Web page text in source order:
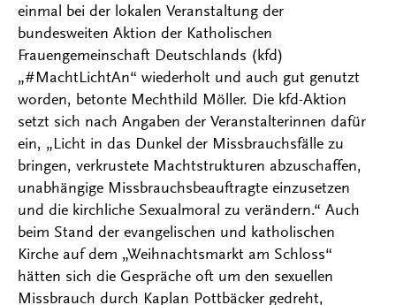
einmal bei der lokalen Veranstaltung der
bundesweiten Aktion der Katholischen
Frauengemeinschaft Deutschlands (kfd)
„#MachtLichtAn“ wiederholt und auch gut genutzt
worden, betonte Mechthild Möller. Die kfd-Aktion
setzt sich nach Angaben der Veranstalterinnen dafür
ein, „Licht in das Dunkel der Missbrauchsfälle zu
bringen, verkrustete Machtstrukturen abzuschaffen,
unabhängige Missbrauchsbeauftragte einzusetzen
und die kirchliche Sexualmoral zu verändern.“ Auch
beim Stand der evangelischen und katholischen
Kirche auf dem „Weihnachtsmarkt am Schloss“
hätten sich die Gespräche oft um den sexuellen
Missbrauch durch Kaplan Pottbäcker gedreht,